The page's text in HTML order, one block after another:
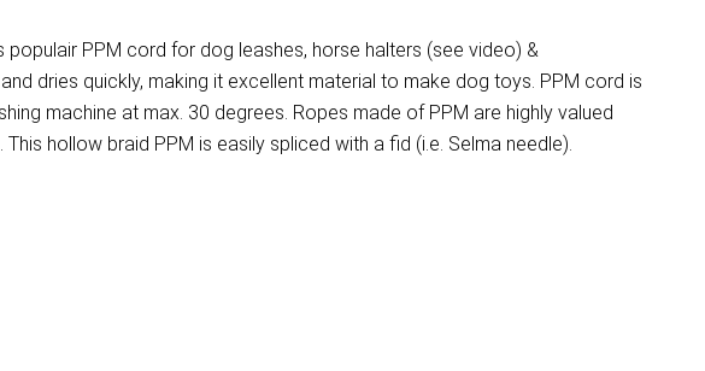
PPM cord for dog leashes, horse halters (see video) &
dries quickly, making it excellent material to make dog toys. PPM cord is
machine at max. 30 degrees. Ropes made of PPM are highly valued
hollow braid PPM is easily spliced with a fid (i.e. Selma needle).